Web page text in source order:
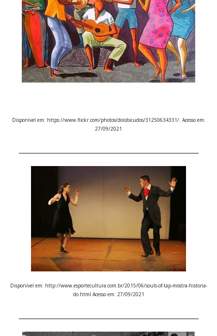
Disponível em: https://www.flickr.com/photos/doisbicudos/31250634331/. Acesso em:
27/09/2021
Disponível em: http://www.esportecultura.com.br/2015/06/souls-of-tap-mostra-historia-
do.html Acesso em: 27/09/2021